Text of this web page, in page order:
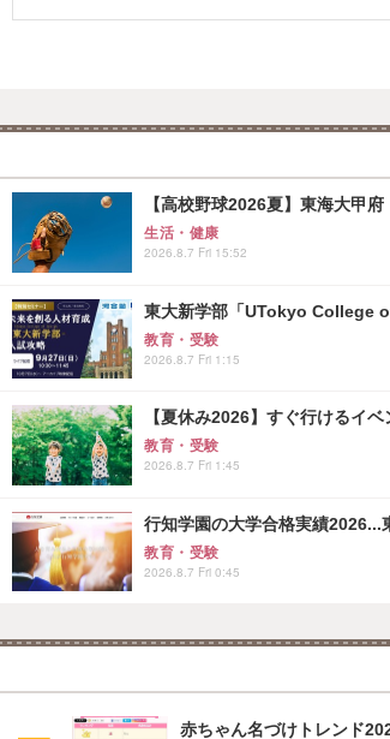
【高校野球2026夏】東海大甲
生活・健康
2026.8.7 Fri 15:52
東大新学部「UTokyo College
教育・受験
2026.8.7 Fri 1:15
【夏休み2026】すぐ行けるイ
教育・受験
2026.8.7 Fri 1:45
行知学園の大学合格実績2026...
教育・受験
2026.8.7 Fri 0:45
赤ちゃん名づけトレンド